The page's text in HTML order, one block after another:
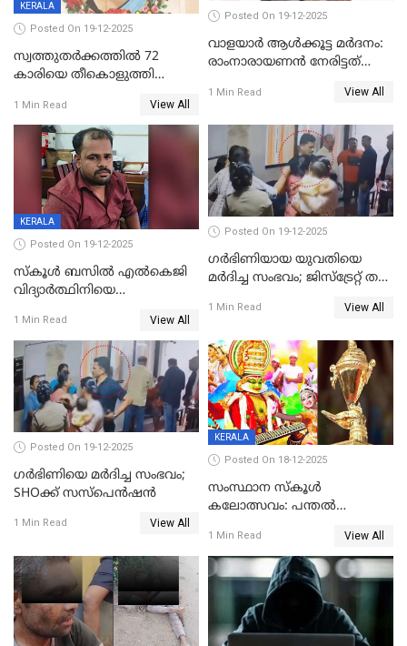
KERALA
Posted On 19-12-2025
സ്വത്തുതര്‍ക്കത്തില്‍ 72
കാരിയെ തീകൊളുത്തി
ക്രൂരകൊലപാതകത്തില്‍
സഹോദരിപുത്രന് ജീവപര്യന്തം
1 Min Read View All
Posted On 19-12-2025
വാളയാർ ആൾക്കൂട്ട മർദനം:
രാംനാരായണൻ നേരിട്ടത്
നാൽപ്പതിലേറെ
റിപ്പോർട്ട്
1 Min Read View All
KERALA
Posted On 19-12-2025
സ്കൂൾ ബസിൽ എൽകെജി
വിദ്യാര്‍ത്ഥിനിയെ
ക്ലീനര്‍ പിടിയിൽ
1 Min Read View All
Posted On 19-12-2025
ഗര്‍ഭിണിയായ യുവതിയെ
മര്‍ദിച്ച സംഭവം; ജിസ്‌ട്രേറ്റ് തല
യുവതി
1 Min Read View All
Posted On 19-12-2025
ഗര്‍ഭിണിയെ മർദിച്ച സംഭവം;
SHOക്ക് സസ്പെൻഷൻ
1 Min Read View All
KERALA
Posted On 18-12-2025
സംസ്ഥാന സ്കൂൾ
കലോത്സവം: പന്തൽ
1 Min Read View All